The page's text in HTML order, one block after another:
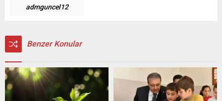
admguncel12
Benzer Konular